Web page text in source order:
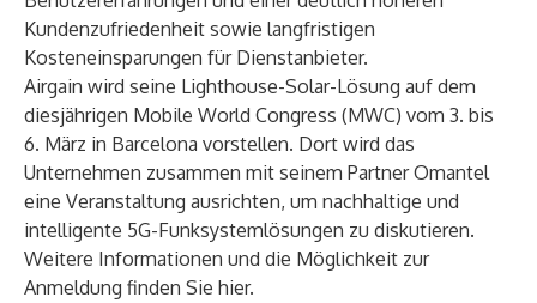
Kundenzufriedenheit sowie langfristigen
Kosteneinsparungen für Dienstanbieter.
Airgain wird seine Lighthouse-Solar-Lösung auf dem
diesjährigen Mobile World Congress (MWC) vom 3. bis
6. März in Barcelona vorstellen. Dort wird das
Unternehmen zusammen mit seinem Partner Omantel
eine Veranstaltung ausrichten, um nachhaltige und
intelligente 5G-Funksystemlösungen zu diskutieren.
Weitere Informationen und die Möglichkeit zur
Anmeldung finden Sie hier.